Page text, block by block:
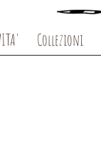
Collezioni